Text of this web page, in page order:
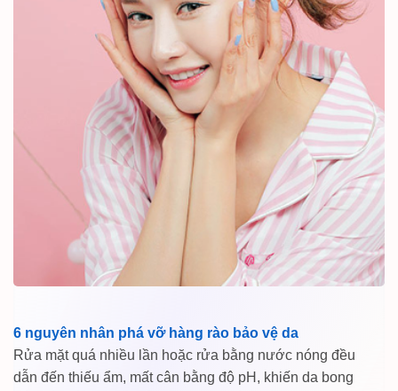
6 nguyên nhân phá vỡ hàng rào bảo vệ da
Rửa mặt quá nhiều lần hoặc rửa bằng nước nóng đều
dẫn đến thiếu ẩm, mất cân bằng độ pH, khiến da bong